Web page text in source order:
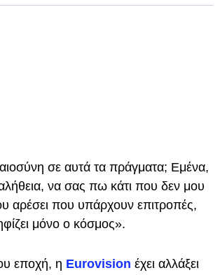
σε αυτά τα πράγματα; Εμένα,
να σας πω κάτι που δεν μου
αρέσει που υπάρχουν επιτροπές,
μόνο ο κόσμος».
εποχή, η Eurovision έχει αλλάξει